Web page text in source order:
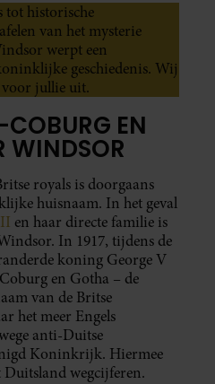
historische
van het mysterie
werpt een
geschiedenis. Wij
voor jullie uit.
EN
WINDSOR
royals is doorgaans
huisnaam. In het geval
en haar directe familie is
In 1917, tijdens de
koning George V
en Gotha – de
van de Britse
het meer Engels
anti-Duitse
Koninkrijk. Hiermee
Duitsland wegcijferen.